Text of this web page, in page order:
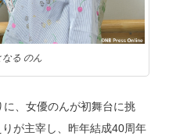
る のん
、女優のんが初舞台に挑
が主宰し、昨年結成40周年